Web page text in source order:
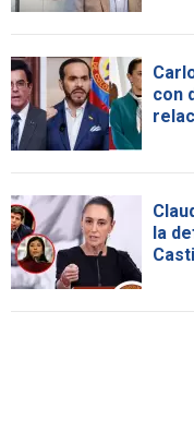
con
la